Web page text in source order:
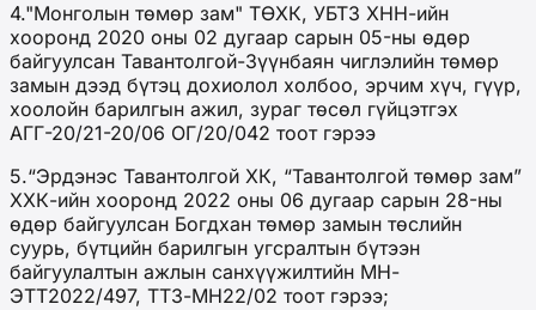
4."Монголын төмөр зам" ТӨХК, УБТЗ ХНН-ийн
хооронд 2020 оны 02 дугаар сарын 05-ны өдөр
байгуулсан Тавантолгой-Зүүнбаян чиглэлийн төмөр
замын дээд бүтэц дохиолол холбоо, эрчим хүч, гүүр,
хоолойн барилгын ажил, зураг төсөл гүйцэтгэх
АГГ-20/21-20/06 ОГ/20/042 тоот гэрээ
5.“Эрдэнэс Тавантолгой ХК, “Тавантолгой төмөр зам”
ХХК-ийн хооронд 2022 оны 06 дугаар сарын 28-ны
өдөр байгуулсан Богдхан төмөр замын төслийн
суурь, бүтцийн барилгын угсралтын бүтээн
байгуулалтын ажлын санхүүжилтийн МН-
ЭТТ2022/497, ТТЗ-МН22/02 тоот гэрээ;